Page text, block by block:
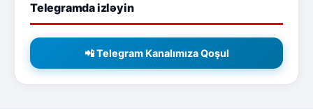
Telegramda izləyin
📲 Telegram Kanalımıza Qoşul